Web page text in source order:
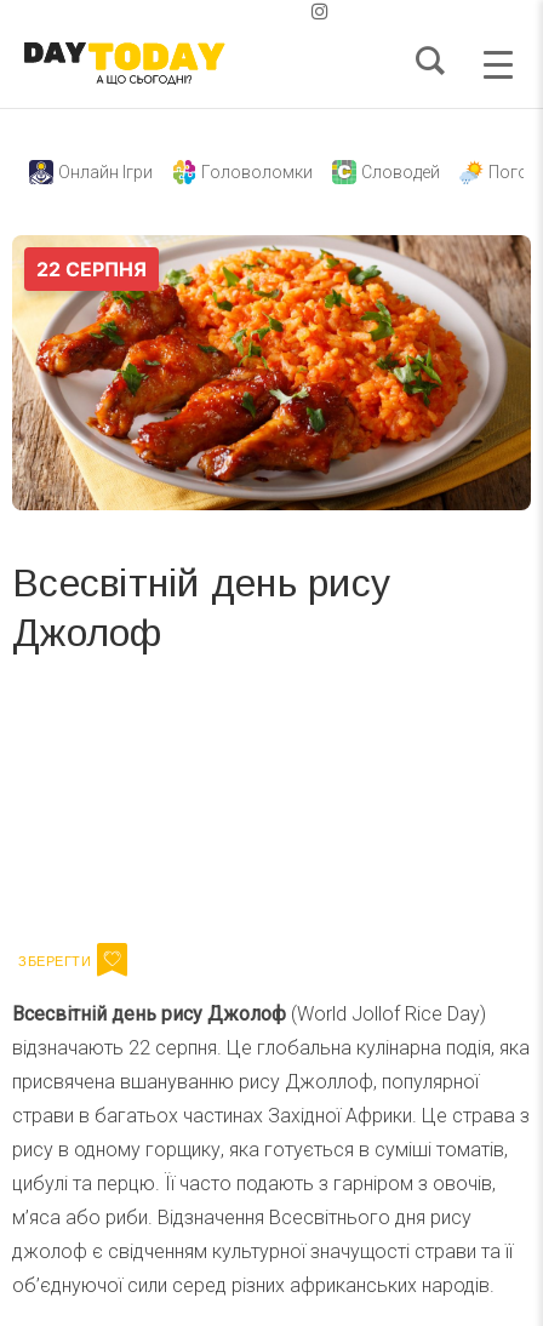
Онлайн Ігри Головоломки Словодей
Всесвітній день рису
Джолоф
Всесвітній день рису Джолоф (World Jollof Rice Day)
відзначають 22 серпня. Це глобальна кулінарна подія, яка
присвячена вшануванню рису Джоллоф, популярної
страви в багатьох частинах Західної Африки. Це страва з
рису в одному горщику, яка готується в суміші томатів,
цибулі та перцю. Її часто подають з гарніром з овочів,
м’яса або риби. Відзначення Всесвітнього дня рису
джолоф є свідченням культурної значущості страви та її
об’єднуючої сили серед різних африканських народів.